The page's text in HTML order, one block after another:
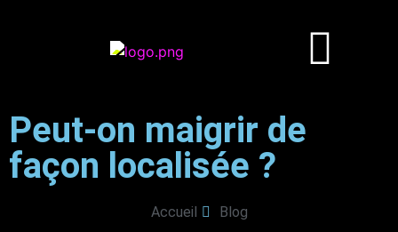
Peut-on maigrir de
façon localisée ?
Accueil Blog